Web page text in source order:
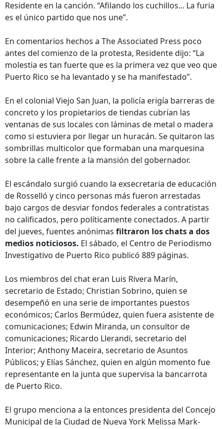
Residente en la canción. “Afilando los cuchillos... La furia
es el único partido que nos une”.
En comentarios hechos a The Associated Press poco
antes del comienzo de la protesta, Residente dijo: “La
molestia es tan fuerte que es la primera vez que veo que
Puerto Rico se ha levantado y se ha manifestado”.
En el colonial Viejo San Juan, la policía erigía barreras de
concreto y los propietarios de tiendas cubrían las
ventanas de sus locales con láminas de metal o madera
como si estuviera por llegar un huracán. Se quitaron las
sombrillas multicolor que formaban una marquesina
sobre la calle frente a la mansión del gobernador.
El escándalo surgió cuando la exsecretaria de educación
de Rosselló y cinco personas más fueron arrestadas
bajo cargos de desviar fondos federales a contratistas
no calificados, pero políticamente conectados. A partir
del jueves, fuentes anónimas filtraron los chats a dos
medios noticiosos. El sábado, el Centro de Periodismo
Investigativo de Puerto Rico publicó 889 páginas.
Los miembros del chat eran Luis Rivera Marín,
secretario de Estado; Christian Sobrino, quien se
desempeñó en una serie de importantes puestos
económicos; Carlos Bermúdez, quien fuera asistente de
comunicaciones; Edwin Miranda, un consultor de
comunicaciones; Ricardo Llerandi, secretario del
Interior; Anthony Maceira, secretario de Asuntos
Públicos; y Elías Sánchez, quien en algún momento fue
representante en la junta que supervisa la bancarrota
de Puerto Rico.
El grupo menciona a la entonces presidenta del Concejo
Municipal de la Ciudad de Nueva York Melissa Mark-